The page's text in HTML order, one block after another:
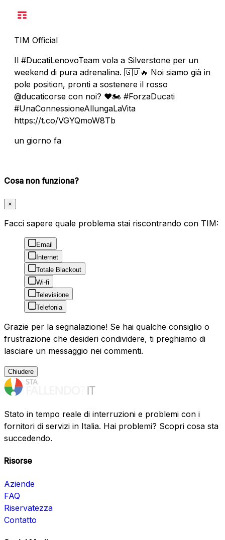
TIM Official
Il #DucatiLenovoTeam vola a Silverstone per un
weekend di pura adrenalina. 🇬🇧🔥 Noi siamo già in
pole position, pronti a sostenere il rosso
@ducaticorse con noi? ❤️🏍️ #ForzaDucati
#UnaConnessioneAllungaLaVita
https://t.co/VGYQmoW8Tb
un giorno fa
Cosa non funziona?
×
Facci sapere quale problema stai riscontrando con TIM:
Email
Internet
Totale Blackout
Wi-fi
Televisione
Telefonia
Grazie per la segnalazione! Se hai qualche consiglio o
frustrazione che desideri condividere, ti preghiamo di
lasciare un messaggio nei commenti.
Chiudere
Stato in tempo reale di interruzioni e problemi con i
fornitori di servizi in Italia. Hai problemi? Scopri cosa sta
succedendo.
Risorse
Aziende
FAQ
Riservatezza
Contatto